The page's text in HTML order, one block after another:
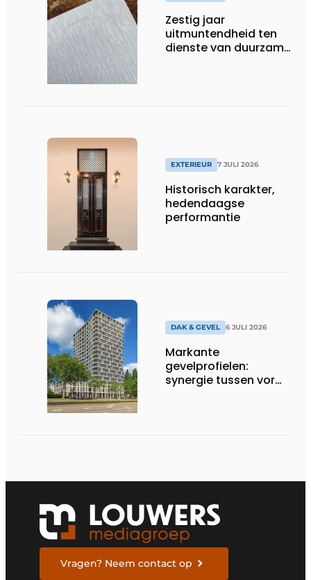
Zestig jaar
uitmuntendheid ten
dienste van duurzame
EXTERIEUR 7 JULI 2026
Historisch karakter,
hedendaagse
performantie
DAK & GEVEL 6 JULI 2026
Markante
gevelprofielen:
synergie tussen vorm
Vragen? Neem contact op